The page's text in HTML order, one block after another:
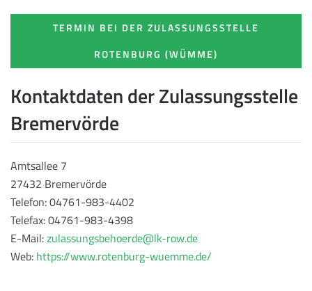
TERMIN BEI DER ZULASSUNGSSTELLE
ROTENBURG (WÜMME)
Kontaktdaten der Zulassungsstelle
Bremervörde
Amtsallee 7
27432 Bremervörde
Telefon: 04761-983-4402
Telefax: 04761-983-4398
E-Mail:zulassungsbehoerde@lk-row.de
Web: https://www.rotenburg-wuemme.de/